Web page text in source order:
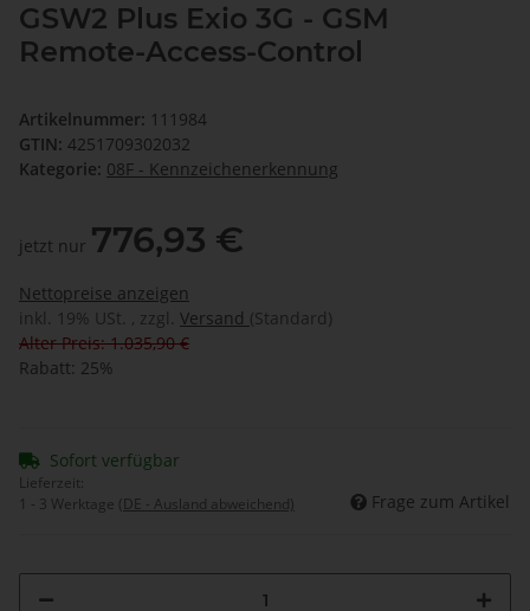
GSW2 Plus Exio 3G - GSM
Remote-Access-Control
Artikelnummer: 111984
GTIN: 4251709302032
Kategorie: 08F - Kennzeichenerkennung
jetzt nur 776,93 €
Nettopreise anzeigen
inkl. 19% USt. , zzgl. Versand (Standard)
Alter Preis: 1.035,90 €
Rabatt: 25%
Sofort verfügbar
Lieferzeit:
1 - 3 Werktage (DE - Ausland abweichend) Frage zum Artikel